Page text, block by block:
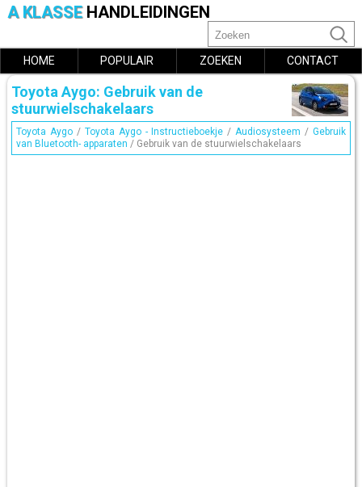
A KLASSE HANDLEIDINGEN
HOME POPULAIR ZOEKEN CONTACT
Toyota Aygo: Gebruik van de
stuurwielschakelaars
Toyota Aygo/ Toyota Aygo - Instructieboekje /Audiosysteem /Gebruik
van Bluetooth- apparaten / Gebruik van de stuurwielschakelaars